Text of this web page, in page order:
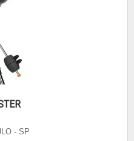
- SP